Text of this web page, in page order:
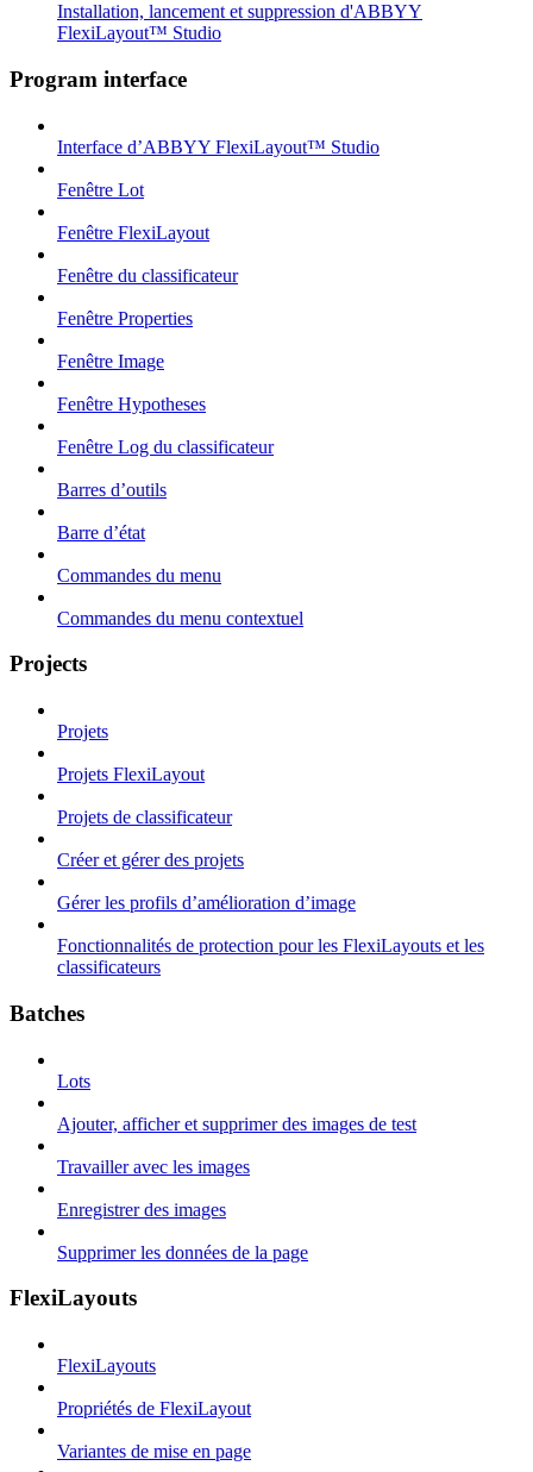
Installation, lancement et suppression d'ABBYY
FlexiLayout™ Studio
Program interface
Interface d’ABBYY FlexiLayout™ Studio
Fenêtre Lot
Fenêtre FlexiLayout
Fenêtre du classificateur
Fenêtre Properties
Fenêtre Image
Fenêtre Hypotheses
Fenêtre Log du classificateur
Barres d’outils
Barre d’état
Commandes du menu
Commandes du menu contextuel
Projects
Projets
Projets FlexiLayout
Projets de classificateur
Créer et gérer des projets
Gérer les profils d’amélioration d’image
Fonctionnalités de protection pour les FlexiLayouts et les
classificateurs
Batches
Lots
Ajouter, afficher et supprimer des images de test
Travailler avec les images
Enregistrer des images
Supprimer les données de la page
FlexiLayouts
FlexiLayouts
Propriétés de FlexiLayout
Variantes de mise en page